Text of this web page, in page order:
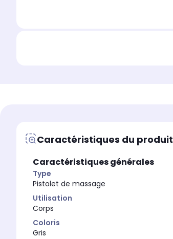
Caractéristiques du produit
Caractéristiques générales
Type
Pistolet de massage
Utilisation
Corps
Coloris
Gris